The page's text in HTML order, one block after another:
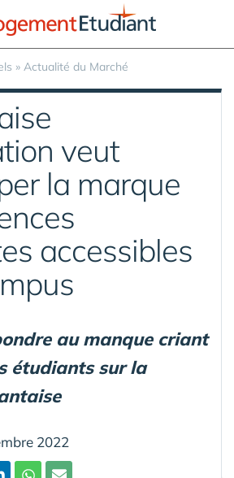
» Actualité du Marché
veut
la marque
accessibles
au manque criant
étudiants sur la
2022